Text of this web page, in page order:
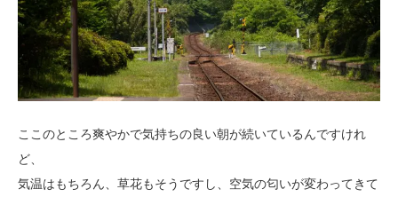
ここのところ爽やかで気持ちの良い朝が続いているんですけれ
ど、
気温はもちろん、草花もそうですし、空気の匂いが変わってきて